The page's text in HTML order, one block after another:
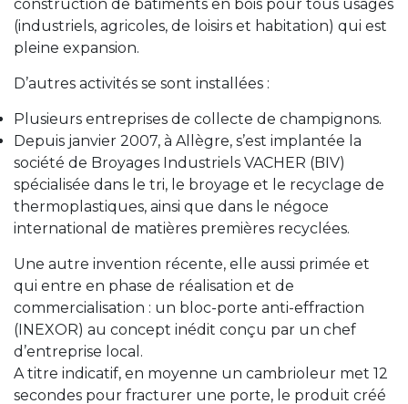
construction de bâtiments en bois pour tous usages
(industriels, agricoles, de loisirs et habitation) qui est
pleine expansion.
D’autres activités se sont installées :
Plusieurs entreprises de collecte de champignons.
Depuis janvier 2007, à Allègre, s’est implantée la
société de Broyages Industriels VACHER (BIV)
spécialisée dans le tri, le broyage et le recyclage de
thermoplastiques, ainsi que dans le négoce
international de matières premières recyclées.
Une autre invention récente, elle aussi primée et
qui entre en phase de réalisation et de
commercialisation : un bloc-porte anti-effraction
(INEXOR) au concept inédit conçu par un chef
d’entreprise local.
A titre indicatif, en moyenne un cambrioleur met 12
secondes pour fracturer une porte, le produit créé